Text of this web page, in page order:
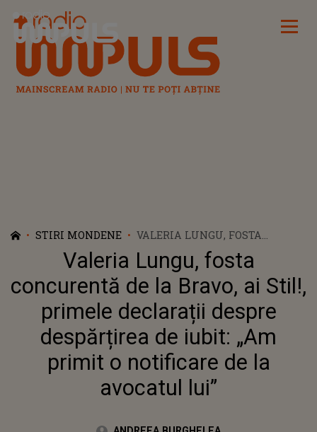
Radio Impuls
STIRI MONDENE
VALERIA LUNGU, FOSTA
CONCURENTĂ DE LA BRAVO, AI
STIL!, PRIMELE DECLARAȚII
DESPRE DESPĂRȚIREA DE IUBIT:
„AM PRIMIT O NOTIFICARE DE
LA AVOCATUL LUI”
Valeria Lungu, fosta
concurentă de la Bravo, ai Stil!,
primele declarații despre
despărțirea de iubit: „Am
primit o notificare de la
avocatul lui”